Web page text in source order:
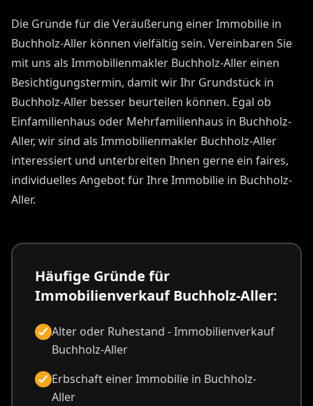
Die Gründe für die Veräußerung einer Immobilie in
Buchholz-Aller können vielfältig sein. Vereinbaren Sie
mit uns als Immobilienmakler Buchholz-Aller einen
Besichtigungstermin, damit wir Ihr Grundstück in
Buchholz-Aller besser beurteilen können. Egal ob
Einfamilienhaus oder Mehrfamilienhaus in Buchholz-
Aller, wir sind als Immobilienmakler Buchholz-Aller
interessiert und unterbreiten Ihnen gerne ein faires,
individuelles Angebot für Ihre Immobilie in Buchholz-
Aller.
Häufige Gründe für
Immobilienverkauf Buchholz-Aller:
Alter oder Ruhestand - Immobilienverkauf
Buchholz-Aller
Erbschaft einer Immobilie in Buchholz-
Aller